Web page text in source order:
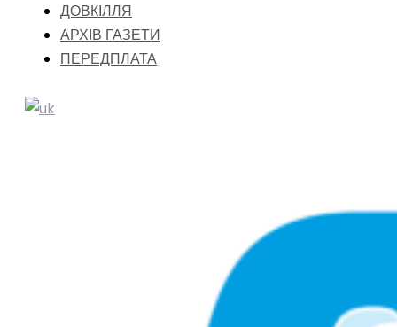
ДОВКІЛЛЯ
АРХІВ ГАЗЕТИ
ПЕРЕДПЛАТА